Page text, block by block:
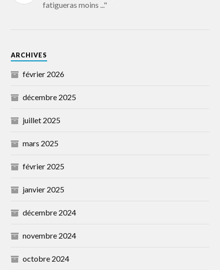
fatigueras moins ..."
ARCHIVES
février 2026
décembre 2025
juillet 2025
mars 2025
février 2025
janvier 2025
décembre 2024
novembre 2024
octobre 2024